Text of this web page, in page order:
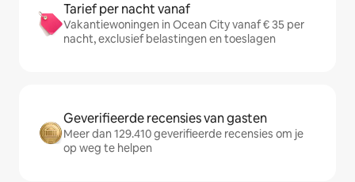
Tarief per nacht vanaf
Vakantiewoningen in Ocean City vanaf € 35 per
nacht, exclusief belastingen en toeslagen
Geverifieerde recensies van gasten
Meer dan 129.410 geverifieerde recensies om je
op weg te helpen